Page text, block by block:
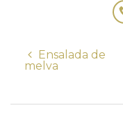
Ensalada de
melva